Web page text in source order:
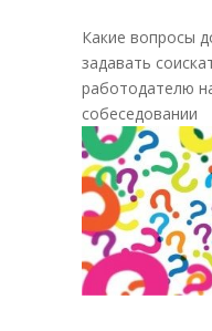
Какие вопросы
задавать
работодателю
собеседовании